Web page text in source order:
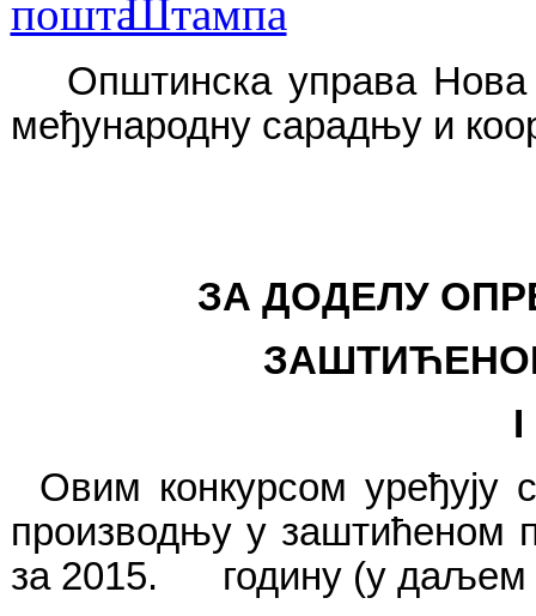
Општинска управа
међународну сарадњу и
ЗА ДОДЕЛУ
I
Овим конкурсом
производњуу заштићеном
за 2015.
годину (у даљем